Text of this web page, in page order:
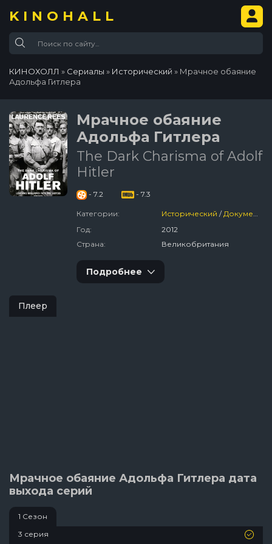
KINOHALL
КИНОХОЛЛ » Сериалы » Исторический » Мрачное обаяние
Адольфа Гитлера
Мрачное обаяние
Адольфа Гитлера
The Dark Charisma of Adolf
Hitler
- 7.2 - 7.3
Категории: Исторический /Документальный
Год:
2012
Страна:
Великобритания
Подробнее
Плеер
Мрачное обаяние Адольфа Гитлера дата
выхода серий
1 Сезон
3 серия